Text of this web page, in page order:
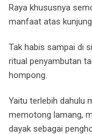
Raya khususnya
manfaat atas
Tak habis sampai di
ritual penyambutan
hompong.
Yaitu terlebih dahulu
memotong lamang,
dayak sebagai